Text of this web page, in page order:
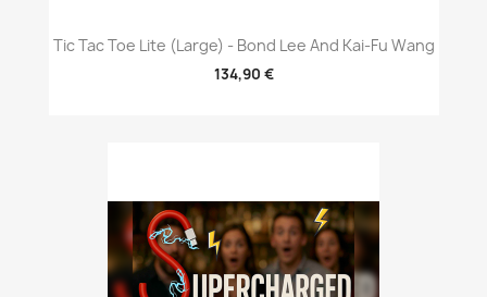
Tic Tac Toe Lite (Large) - Bond Lee And Kai-Fu Wang
134,90 €